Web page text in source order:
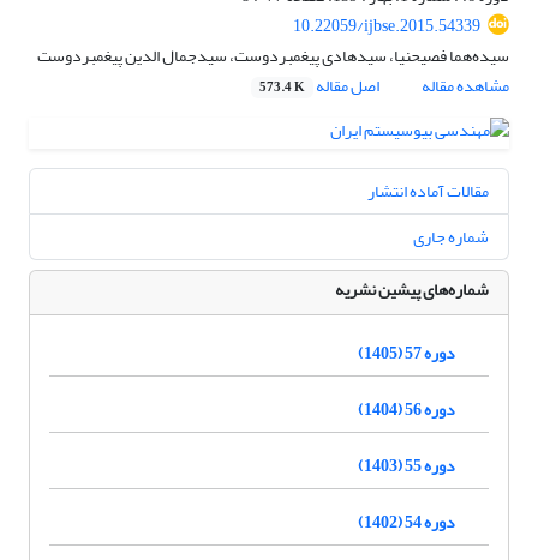
10.22059/ijbse.2015.54339
سیده‌هما فصیح‏نیا، سیدهادی پیغمبردوست، سیدجمال الدین پیغمبردوست
مشاهده مقاله
اصل مقاله 573.4 K
مقالات آماده انتشار
شماره جاری
شماره‌های پیشین نشریه
دوره 57 (1405)
دوره 56 (1404)
دوره 55 (1403)
دوره 54 (1402)